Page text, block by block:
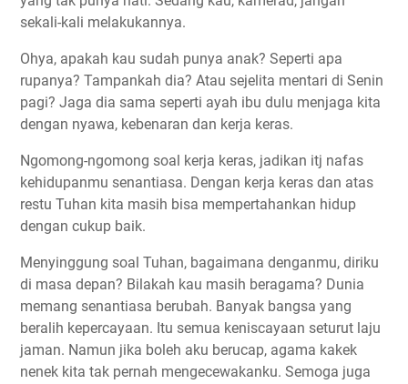
sekali-kali melakukannya.
Ohya, apakah kau sudah punya anak? Seperti apa
rupanya? Tampankah dia? Atau sejelita mentari di Senin
pagi? Jaga dia sama seperti ayah ibu dulu menjaga kita
dengan nyawa, kebenaran dan kerja keras.
Ngomong-ngomong soal kerja keras, jadikan itj nafas
kehidupanmu senantiasa. Dengan kerja keras dan atas
restu Tuhan kita masih bisa mempertahankan hidup
dengan cukup baik.
Menyinggung soal Tuhan, bagaimana denganmu, diriku
di masa depan? Bilakah kau masih beragama? Dunia
memang senantiasa berubah. Banyak bangsa yang
beralih kepercayaan. Itu semua keniscayaan seturut laju
jaman. Namun jika boleh aku berucap, agama kakek
nenek kita tak pernah mengecewakanku. Semoga juga